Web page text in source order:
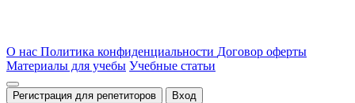
О нас Политика конфиденциальности Договор оферты
Материалы для учебы Учебные статьи
Регистрация для репетиторов Вход